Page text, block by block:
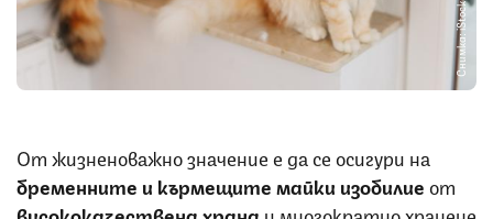
Снимка: iStock
От жизненоважно значение е да се осигури на
бременните и кърмещите майки изобилиеот